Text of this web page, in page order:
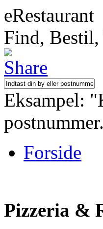
eRestaurant
Find, Bestil,
Eksampel:
postnummer.
Forside
Pizzeria &